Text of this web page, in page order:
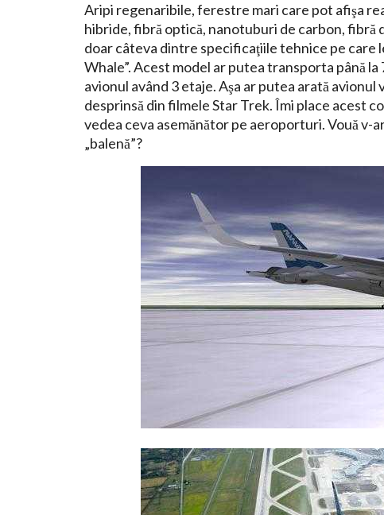
Aripi regenaribile, ferestre mari care pot afişa
hibride, fibră optică, nanotuburi de carbon, fibră
doar câteva dintre specificaţiile tehnice pe care
Whale”. Acest model ar putea transporta până
avionul având 3 etaje. Aşa ar putea arată
desprinsă din filmele Star Trek. Îmi place acest
vedea ceva asemănător pe aeroporturi. Vouă v-
„balenă”?